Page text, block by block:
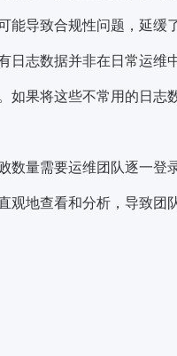
导致合规性问题，延缓
日志数据并非在日常运维
如果将这些不常用的日志
数量需要运维团队逐一登
观地查看和分析，导致团